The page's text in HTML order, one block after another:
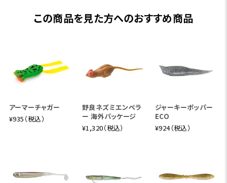
この商品を見た方へのおすすめ商品
アーマーチャガー
¥935（税込）
野良ネズミエンペラ
ー 海外パッケージ
¥1,320（税込）
ジャーキーポッパー
ECO
¥924（税込）